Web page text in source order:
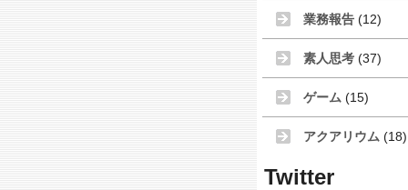
業務報告 (12)
素人思考 (37)
ゲーム (15)
アクアリウム (18)
Twitter